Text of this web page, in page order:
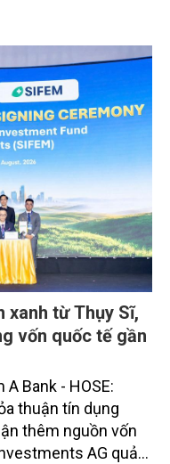
xanh từ Thụy Sĩ,
vốn quốc tế gần
Bank - HOSE:
thuận tín dụng
thêm nguồn vốn
AG quản